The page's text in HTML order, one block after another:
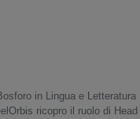
in Lingua e
ricopro il ruolo di